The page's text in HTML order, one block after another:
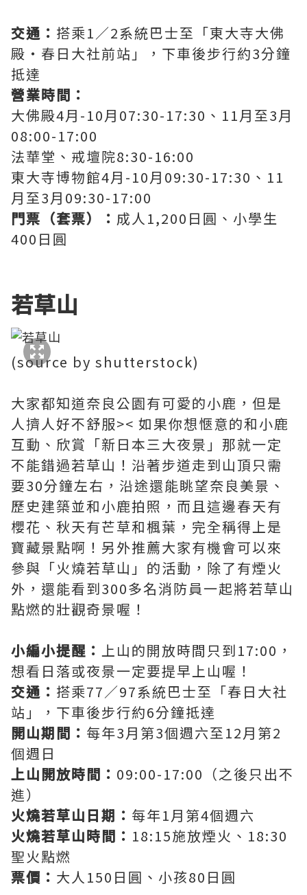
交通： 搭乘1／2系統巴士至「東大寺大佛
殿・春日大社前站」，下車後步行約3分鐘
抵達
營業時間：
大佛殿4月-10月07:30-17:30、11月至3月
08:00-17:00
法華堂、戒壇院8:30-16:00
東大寺博物館4月-10月09:30-17:30、11
月至3月09:30-17:00
門票（套票）： 成人1,200日圓、小學生
400日圓
若草山
(source by shutterstock)
大家都知道奈良公園有可愛的小鹿，但是
人擠人好不舒服>< 如果你想愜意的和小鹿
互動、欣賞「新日本三大夜景」那就一定
不能錯過若草山！沿著步道走到山頂只需
要30分鐘左右，沿途還能眺望奈良美景、
歷史建築並和小鹿拍照，而且這邊春天有
櫻花、秋天有芒草和楓葉，完全稱得上是
寶藏景點啊！另外推薦大家有機會可以來
參與「火燒若草山」的活動，除了有煙火
外，還能看到300多名消防員一起將若草山
點燃的壯觀奇景喔！
小編小提醒： 上山的開放時間只到17:00，
想看日落或夜景一定要提早上山喔！
交通： 搭乘77／97系統巴士至「春日大社
站」，下車後步行約6分鐘抵達
開山期間： 每年3月第3個週六至12月第2
個週日
上山開放時間： 09:00-17:00（之後只出不
進）
火燒若草山日期： 每年1月第4個週六
火燒若草山時間： 18:15施放煙火、18:30
聖火點燃
票價： 大人150日圓、小孩80日圓